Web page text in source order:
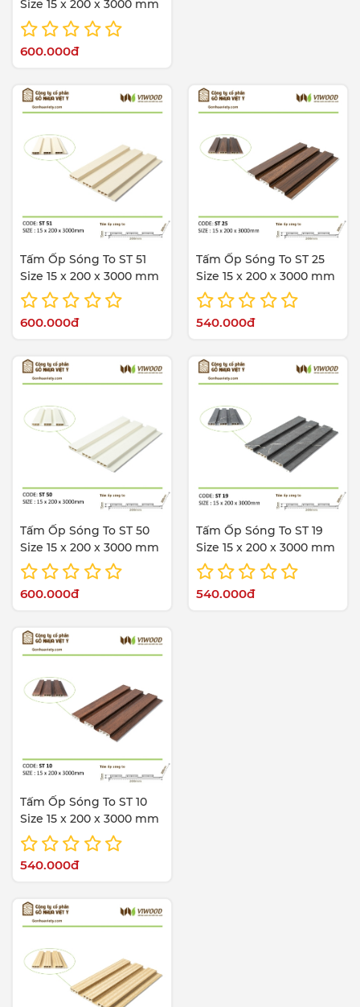
Size 15 x 200 x 3000 mm
600.000đ
Tấm Ốp Sóng To ST 51
Size 15 x 200 x 3000 mm
600.000đ
Tấm Ốp Sóng To ST 25
Size 15 x 200 x 3000 mm
540.000đ
Tấm Ốp Sóng To ST 50
Size 15 x 200 x 3000 mm
600.000đ
Tấm Ốp Sóng To ST 19
Size 15 x 200 x 3000 mm
540.000đ
Tấm Ốp Sóng To ST 10
Size 15 x 200 x 3000 mm
540.000đ